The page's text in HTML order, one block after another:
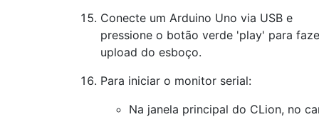
Conecte um Arduino Uno via USB e
pressione o botão verde 'play' para
upload do esboço.
Para iniciar o monitor serial:
Na janela principal do CLion, no